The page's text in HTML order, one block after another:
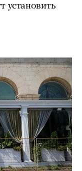
установить